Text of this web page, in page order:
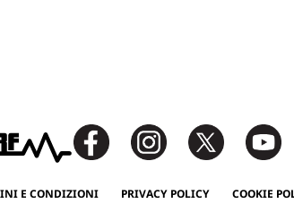
E CONDIZIONI PRIVACY POLICY COOKIE